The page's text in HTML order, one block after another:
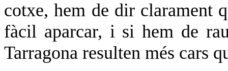
cotxe, hem de dir clarament
fàcil aparcar, i si hem de
Tarragona resulten més cars